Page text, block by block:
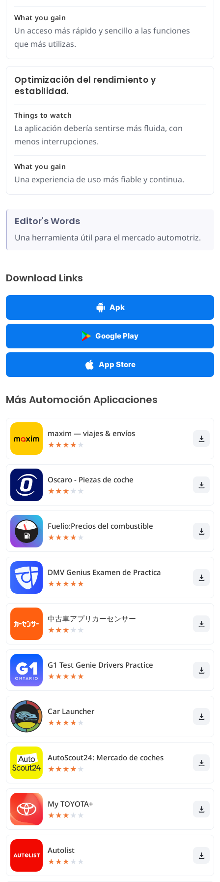
What you gain
Un acceso más rápido y sencillo a las funciones
que más utilizas.
Optimización del rendimiento y
estabilidad.
Things to watch
La aplicación debería sentirse más fluida, con
menos interrupciones.
What you gain
Una experiencia de uso más fiable y continua.
Editor's Words
Una herramienta útil para el mercado automotriz.
Download Links
Apk
Google Play
App Store
Más Automoción Aplicaciones
maxim — viajes & envíos
★★★★ ★
Oscaro - Piezas de coche
★★★ ★ ★
Fuelio:Precios del combustible
★★★★ ★
DMV Genius Examen de Practica
★★★★★
中古車アプリカーセンサー
★★★ ★ ★
G1 Test Genie Drivers Practice
★★★★★
Car Launcher
★★★★ ★
AutoScout24: Mercado de coches
★★★★ ★
My TOYOTA+
★★★ ★ ★
Autolist
★★★ ★ ★